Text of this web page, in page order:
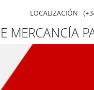
LOCALIZACIÓN
MERCANCÍA